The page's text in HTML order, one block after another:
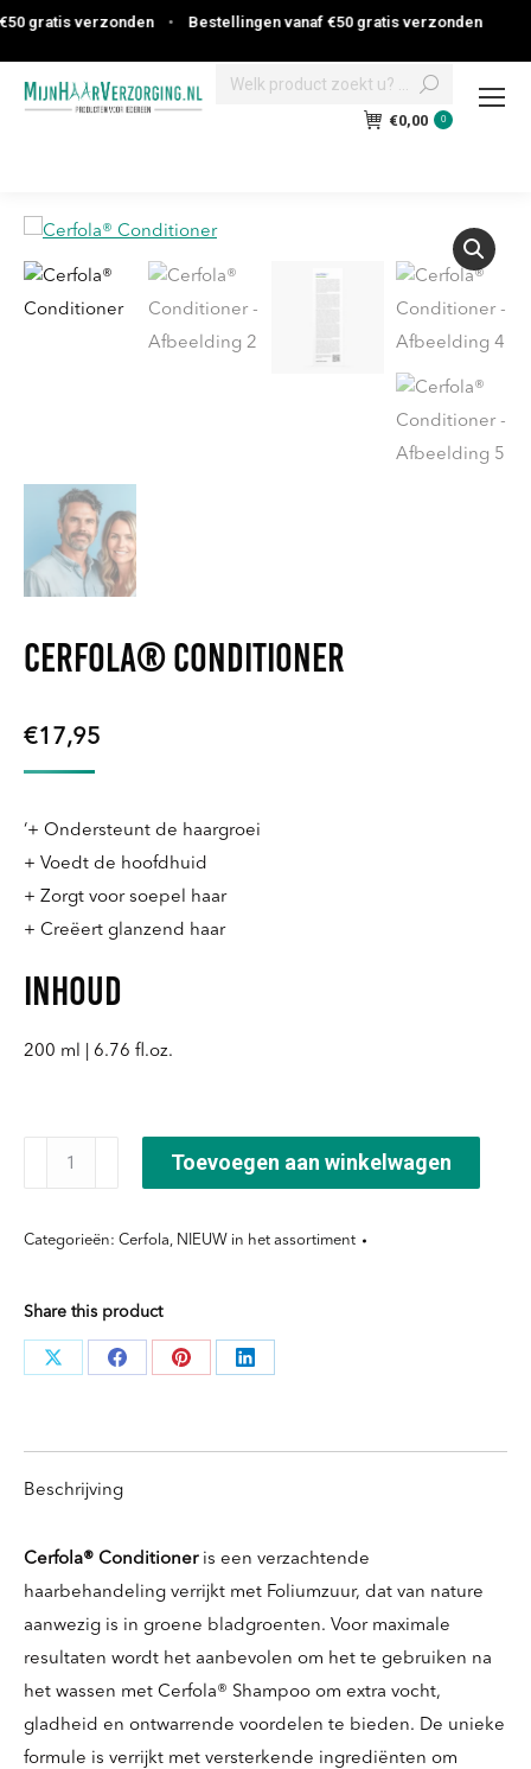
gratis verzonden • Bestellingen vanaf €50 gratis verzonden
Search:
€0,00 0
Cerfola® Conditioner
€17,95
‘+ Ondersteunt de haargroei
+ Voedt de hoofdhuid
+ Zorgt voor soepel haar
+ Creëert glanzend haar
Inhoud
200 ml | 6.76 fl.oz.
Cerfola®
Conditioner
Toevoegen aan winkelwagen
Categorieën: Cerfola, NIEUW in het assortiment
Share this product
Deel
Deel
Deel
Deel
Beschrijving
Cerfola® Conditioneris een verzachtende
haarbehandeling verrijkt met Foliumzuur, dat van nature
aanwezig is in groene bladgroenten. Voor maximale
resultaten wordt het aanbevolen om het te gebruiken na
het wassen met Cerfola® Shampoo om extra vocht,
gladheid en ontwarrende voordelen te bieden. De unieke
formule is verrijkt met versterkende ingrediënten om